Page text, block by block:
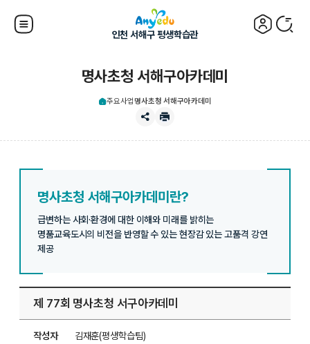
인천 서해구 평생학습관
명사초청 서해구아카데미
주요사업명사초청 서해구아카데미
명사초청 서해구아카데미란?
급변하는 사회·환경에 대한 이해와 미래를 밝히는
명품교육도시의 비전을 반영할 수 있는 현장감 있는 고품격 강연
제공
제 77회 명사초청 서구아카데미
작성자
김재훈(평생학습팀)